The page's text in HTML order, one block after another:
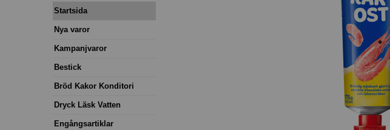
Startsida
Nya varor
Kampanjvaror
Bestick
Bröd Kakor Konditori
Dryck Läsk Vatten
Engångsartiklar